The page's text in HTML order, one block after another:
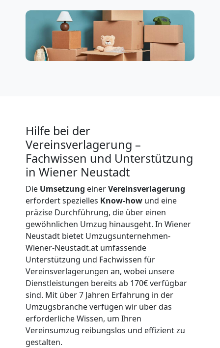
Hilfe bei der
Vereinsverlagerung –
Fachwissen und Unterstützung
in Wiener Neustadt
Die Umsetzung einerVereinsverlagerung
erfordert spezielles Know-how und eine
präzise Durchführung, die über einen
gewöhnlichen Umzug hinausgeht. In Wiener
Neustadt bietet Umzugsunternehmen-
Wiener-Neustadt.at umfassende
Unterstützung und Fachwissen für
Vereinsverlagerungen an, wobei unsere
Dienstleistungen bereits ab 170€ verfügbar
sind. Mit über 7 Jahren Erfahrung in der
Umzugsbranche verfügen wir über das
erforderliche Wissen, um Ihren
Vereinsumzug reibungslos und effizient zu
gestalten.
International
Internationaler
Umzug